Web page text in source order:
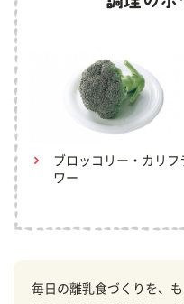
ブロッコリー・カリフ
ワー
毎日の離乳食づくりを、